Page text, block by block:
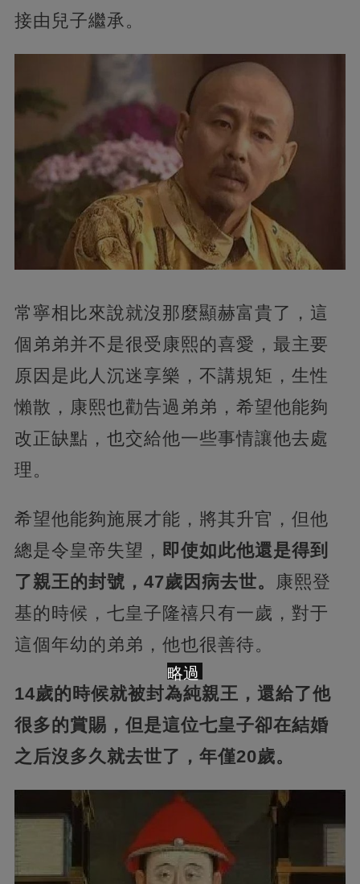
接由兒子繼承。
常寧相比來說就沒那麼顯赫富貴了，這
個弟弟并不是很受康熙的喜愛，最主要
原因是此人沉迷享樂，不講規矩，生性
懶散，康熙也勸告過弟弟，希望他能夠
改正缺點，也交給他一些事情讓他去處
理。
希望他能夠施展才能，將其升官，但他
總是令皇帝失望， 即使如此他還是得到
了親王的封號，47歲因病去世。 康熙登
基的時候，七皇子隆禧只有一歲，對于
這個年幼的弟弟，他也很善待。
14歲的時候就被封為純親王，還給了他
很多的賞賜，但是這位七皇子卻在結婚
之后沒多久就去世了，年僅20歲。
略過